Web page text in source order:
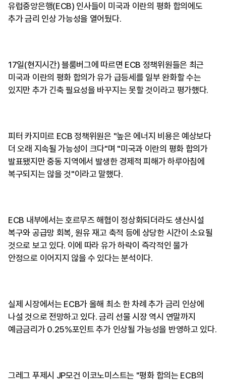
유럽중앙은행(ECB) 인사들이 미국과 이란의 평화 합의에도
추가 금리 인상 가능성을 열어뒀다.
17일(현지시간) 블룸버그에 따르면 ECB 정책위원들은 최근
미국과 이란의 평화 합의가 유가 급등세를 일부 완화할 수는
있지만 추가 긴축 필요성을 바꾸지는 못할 것이라고 평가했다.
피터 카지미르 ECB 정책위원은 "높은 에너지 비용은 예상보다
더 오래 지속될 가능성이 크다"며 "미국과 이란의 평화 합의가
발표됐지만 중동 지역에서 발생한 경제적 피해가 하루아침에
복구되지는 않을 것"이라고 말했다.
ECB 내부에서는 호르무즈 해협이 정상화되더라도 생산시설
복구와 공급망 회복, 원유 재고 축적 등에 상당한 시간이 소요될
것으로 보고 있다. 이에 따라 유가 하락이 즉각적인 물가
안정으로 이어지지 않을 수 있다는 분석이다.
실제 시장에서는 ECB가 올해 최소 한 차례 추가 금리 인상에
나설 것으로 전망하고 있다. 금리 선물 시장 역시 연말까지
예금금리가 0.25%포인트 추가 인상될 가능성을 반영하고 있다.
그레그 푸제시 JP모건 이코노미스트는 "평화 합의는 ECB의